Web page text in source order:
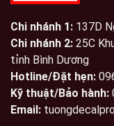
Chi nhánh 1: 137D
Chi nhánh 2: 25C
tỉnh Bình Dương
Hotline/Đặt hẹn:
Kỹ thuật/Bảo hành:
Email: